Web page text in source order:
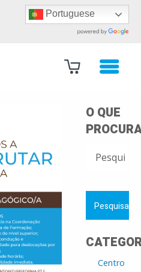
Portuguese
O QUE
POR:
Centro